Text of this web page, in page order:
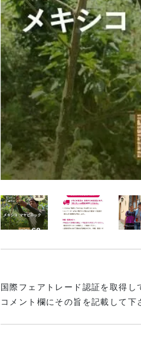
国際フェアトレード認証を取得し
コメント欄にその旨を記載して下